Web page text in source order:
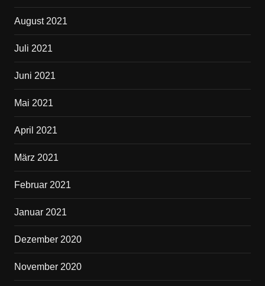
August 2021
Juli 2021
Juni 2021
Mai 2021
April 2021
März 2021
Februar 2021
Januar 2021
Dezember 2020
November 2020